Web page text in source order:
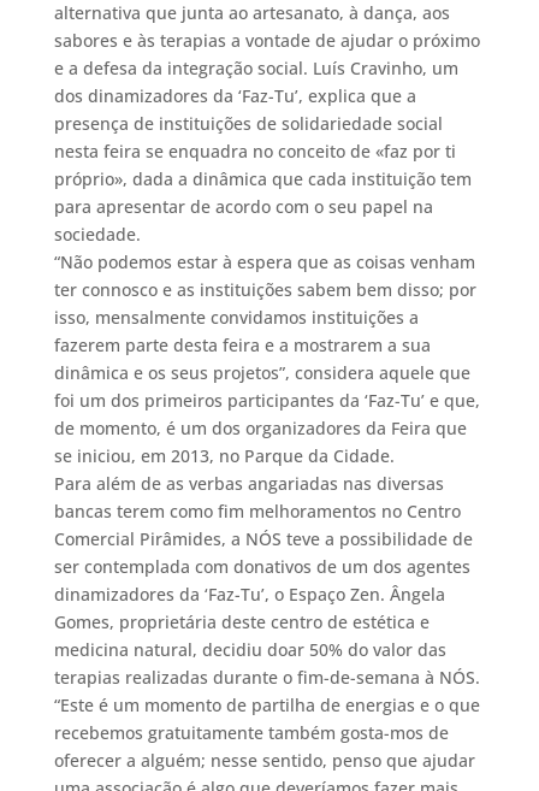
alternativa que junta ao artesanato, à dança, aos
sabores e às terapias a vontade de ajudar o próximo
e a defesa da integração social. Luís Cravinho, um
dos dinamizadores da ‘Faz-Tu’, explica que a
presença de instituições de solidariedade social
nesta feira se enquadra no conceito de «faz por ti
próprio», dada a dinâmica que cada instituição tem
para apresentar de acordo com o seu papel na
sociedade.
“Não podemos estar à espera que as coisas venham
ter connosco e as instituições sabem bem disso; por
isso, mensalmente convidamos instituições a
fazerem parte desta feira e a mostrarem a sua
dinâmica e os seus projetos”, considera aquele que
foi um dos primeiros participantes da ‘Faz-Tu’ e que,
de momento, é um dos organizadores da Feira que
se iniciou, em 2013, no Parque da Cidade.
Para além de as verbas angariadas nas diversas
bancas terem como fim melhoramentos no Centro
Comercial Pirâmides, a NÓS teve a possibilidade de
ser contemplada com donativos de um dos agentes
dinamizadores da ‘Faz-Tu’, o Espaço Zen. Ângela
Gomes, proprietária deste centro de estética e
medicina natural, decidiu doar 50% do valor das
terapias realizadas durante o fim-de-semana à NÓS.
“Este é um momento de partilha de energias e o que
recebemos gratuitamente também gosta-mos de
oferecer a alguém; nesse sentido, penso que ajudar